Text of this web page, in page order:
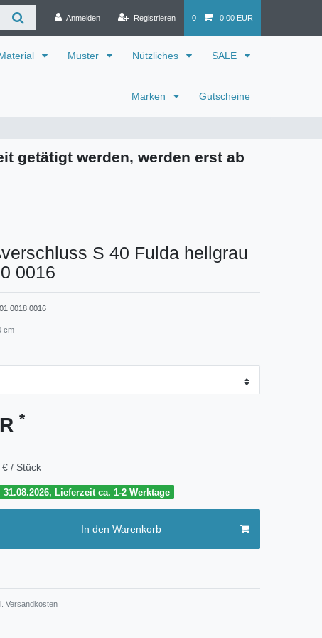
Anmelden Registrieren 0 0,00 EUR
Muster Nützliches SALE
Marken Gutscheine
getätigt werden, werden erst ab
S 40 Fulda hellgrau
0016
0018 0016
cm
*
/ Stück
Lieferzeit ca. 1-2 Werktage
In den Warenkorb
Versandkosten